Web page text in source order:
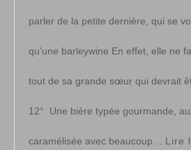
parler de la petite dernière, qui se
qu’une barleywine En effet, elle ne
tout de sa grande sœur qui devrait
12°. Une bière typée gourmande,
caramélisée avec beaucoup… Lire